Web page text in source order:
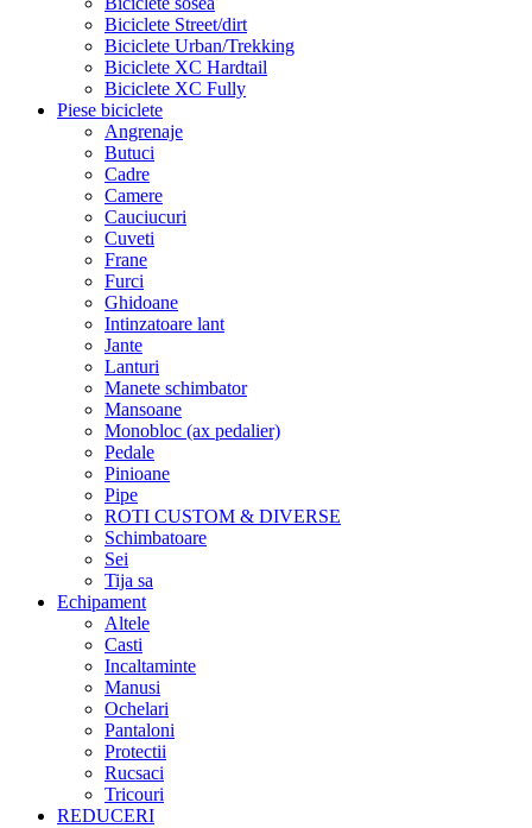
Biciclete Street/dirt
Biciclete Urban/Trekking
Biciclete XC Hardtail
Biciclete XC Fully
Piese biciclete
Angrenaje
Butuci
Cadre
Camere
Cauciucuri
Cuveti
Frane
Furci
Ghidoane
Intinzatoare lant
Jante
Lanturi
Manete schimbator
Mansoane
Monobloc (ax pedalier)
Pedale
Pinioane
Pipe
ROTI CUSTOM & DIVERSE
Schimbatoare
Sei
Tija sa
Echipament
Altele
Casti
Incaltaminte
Manusi
Ochelari
Pantaloni
Protectii
Rucsaci
Tricouri
REDUCERI